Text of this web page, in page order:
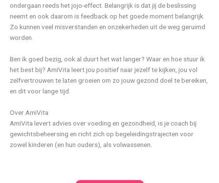
ondergaan reeds het jojo-effect. Belangrijk is dat jij de beslissing
neemt en ook daarom is feedback op het goede moment belangrijk.
Zo kunnen veel misverstanden en onzekerheden uit de weg geruimd
worden.
Ben ik goed bezig, ook al duurt het wat langer? Waar en hoe stuur ik
het best bij? AmiVita leert jou positief naar jezelf te kijken, jou vol
zelfvertrouwen te laten groeien om zo jouw gezond doel te bereiken,
en dit voor lange tijd.
Over AmiVita
AmiVita levert advies over voeding en gezondheid, is je coach bij
gewichtsbeheersing en richt zich op begeleidingstrajecten voor
zowel kinderen (en hun ouders), als volwassenen.